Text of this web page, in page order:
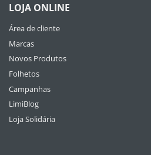
LOJA ONLINE
Área de cliente
Marcas
Novos Produtos
Folhetos
Campanhas
LimiBlog
Loja Solidária